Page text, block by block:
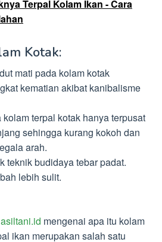
Terpal Kolam Ikan - Cara
Kotak:
mati pada kolam kotak
kematian akibat kanibalisme
terpal kotak hanya terpusat
sehingga kurang kokoh dan
arah.
teknik budidaya tebar padat.
lebih sulit.
mengenai apa itu kolam
ikan merupakan salah satu